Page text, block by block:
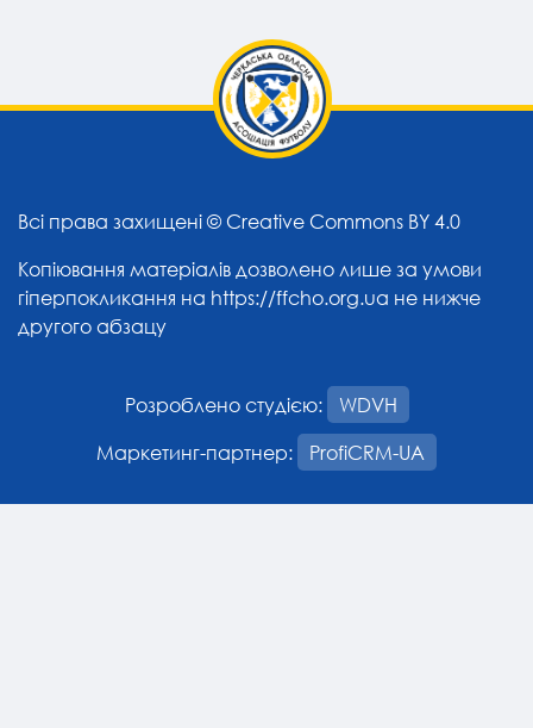
Всі права захищені © Creative Commons BY 4.0
Копіювання матеріалів дозволено лише за умови
гіперпокликання на https://ffcho.org.ua не нижче
другого абзацу
Розроблено студією:
WDVH
Маркетинг-партнер:
ProfiCRM-UA